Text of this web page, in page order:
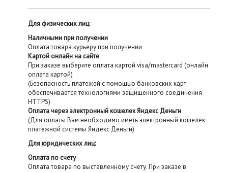
Для физических лиц:
Наличными при получении
Оплата товара курьеру при получении
Картой онлайн на сайте
При заказе выберите оплата картой visa/mastercard (онлайн
оплата картой)
(Безопасность платежей с помощью банковских карт
обеспечивается технологиями защищенного соединения
HTTPS)
Оплата через электронный кошелек Яндекс Деньги
(Для оплаты Вам необходимо иметь электронный кошелек
платежной системы Яндекс Деньги)
Для юридических лиц:
Оплата по счету
Оплата товара по выставленному счету. При заказе в